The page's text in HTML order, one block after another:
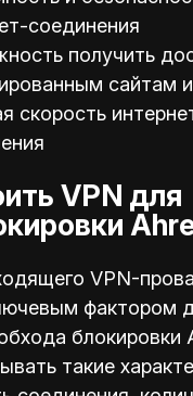
соединения
получить
сайтам
скорость
VPN для
VPN-
фактором
блокировки
такие